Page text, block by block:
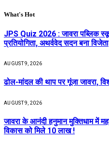
What's Hot
JPS Quiz 2026 : जावरा पब्लिक
प्रतियोगिता, अथर्ववेद सदन बना विजेता
AUGUST 9, 2026
ढोल-मांदल की थाप पर गूंजा जावरा,
AUGUST 9, 2026
जावरा के आनंदी हनुमान मुक्तिधाम में
विकास को मिले 10 लाख !